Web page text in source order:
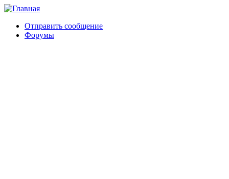
Отправить сообщение
Форумы